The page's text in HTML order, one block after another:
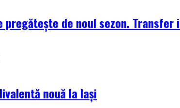
pregătește de noul sezon.
nouă la Iași